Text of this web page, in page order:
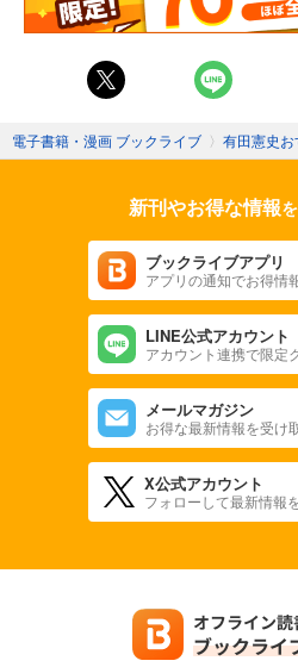
電子書籍・漫画 ブックライブ 〉 有田憲史
新刊やお得な情報
ブックライブアプリ
アプリの通知でお得情
LINE公式アカウント
アカウント連携で限定
メールマガジン
お得な最新情報を受け
X公式アカウント
フォローして最新情報